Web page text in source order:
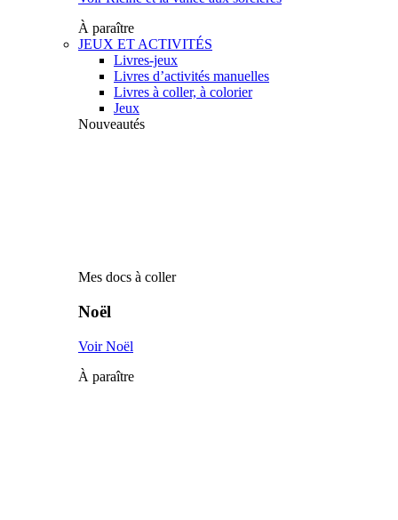
À paraître
JEUX ET ACTIVITÉS
Livres-jeux
Livres d’activités manuelles
Livres à coller, à colorier
Jeux
Nouveautés
Mes docs à coller
Noël
Voir Noël
À paraître